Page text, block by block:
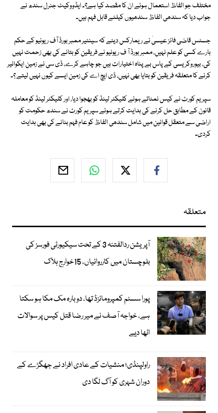
مختلف جو الفاظ استعمال ہوئے ان کا مقصد کیا ہے؟۔ ایڈووکیٹ جنرل سندھ نے
جواب دیا کہ سندھی الفاظ سندھیوں کیلئے قابل فہم ہیں۔
جسٹس قاضی فائز عیسیٰ نے ریمارکس دیئے کہ سینئیر ممبر بورڈ آف ریونیو کے حکم
بارے کسی کو علم نہیں، ممبر بورڈ آ ف ریونیو نے فریقین کو بتانے کی بھی زحمت نہیں
کی، بیوروکریسی کے پاس بے پناہ اختیارات ہیں جو چاہے کرے، ڈی سی نے زمین ایکوائیر
کرنے کا متعلقہ فریقین کو بتایا بھی نہیں، ڈی ایچ اے کی زمین ایسے کیوں نہیں لیتے ؟۔
سپریم کورٹ نے کیس نمٹاتے ہوئے کلیکٹر لینڈ کو بھجوا دیا، اور کلیکٹر لینڈ کو معاملہ
قانون کے مطابق حل کرنے کی ہدایت کرتے ہوئے سپریم کورٹ نے سندھ حکومت کو
اراضی سے متعقل قوانین میں شامل سندھی الفاظ کو عام فہم بنانے کی بھی ہدایت
کردی۔
متعلقہ
آپریشن ردالفتنہ 3 کے تحت سیکیورٹی فورسز کی
بلوچستان میں کارروائیاں، 15خوارج ہلاک
پورا سسٹم کمپرومائزڈ تھا، دوبارہ مک مکا ہو سکتا
ہے، خواجہ آصف نے میر رضا قتل کیس پر سوالات
اٹھا دیے
راولپنڈی؛ منشیات کے عادی افراد نے جھگڑے کے
دوران شہری کو آگ لگا دی